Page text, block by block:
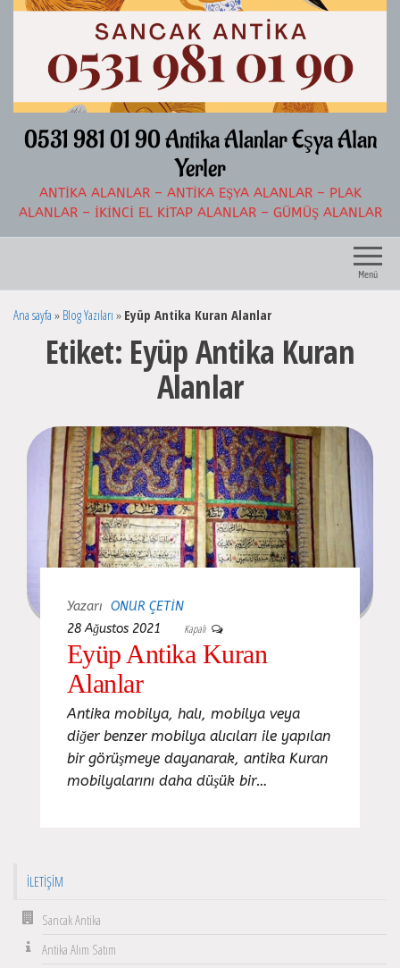
İçeriğe
0531 981 01 90 Antika Alanlar Eşya Alan
Yerler
ANTIKA ALANLAR – ANTIKA EŞYA ALANLAR – PLAK
ALANLAR – İKINCI EL KITAP ALANLAR – GÜMÜŞ ALANLAR
Menü
Ana sayfa » Blog Yazıları » Eyüp Antika Kuran Alanlar
Etiket: Eyüp Antika Kuran
Alanlar
Yazarı ONUR ÇETIN
28 Ağustos 2021
Kapalı
Eyüp Antika Kuran
Alanlar
Antika mobilya, halı, mobilya veya
diğer benzer mobilya alıcıları ile yapılan
bir görüşmeye dayanarak, antika Kuran
mobilyalarını daha düşük bir…
İLETIŞIM
Sancak Antika
Antika Alım Satım